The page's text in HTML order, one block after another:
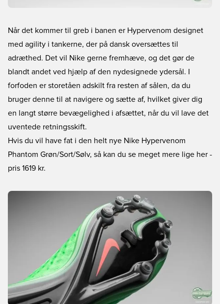
Når det kommer til greb i banen er Hypervenom designet
med agility i tankerne, der på dansk oversættes til
adræthed. Det vil Nike gerne fremhæve, og det gør de
blandt andet ved hjælp af den nydesignede ydersål. I
forfoden er storetåen adskilt fra resten af sålen, da du
bruger denne til at navigere og sætte af, hvilket giver dig
en langt større bevægelighed i afsættet, når du vil lave det
uventede retningsskift.
Hvis du vil have fat i den helt nye Nike Hypervenom
Phantom Grøn/Sort/Sølv, så kan du se meget mere lige her -
pris 1619 kr.